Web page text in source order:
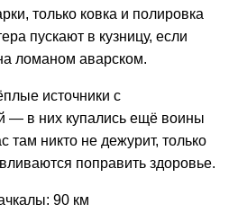
только ковка и полировка
пускают в кузницу, если
ломаном аварском.
источники с
— в них купались ещё воины
никто не дежурит, только
поправить здоровье.
90 км